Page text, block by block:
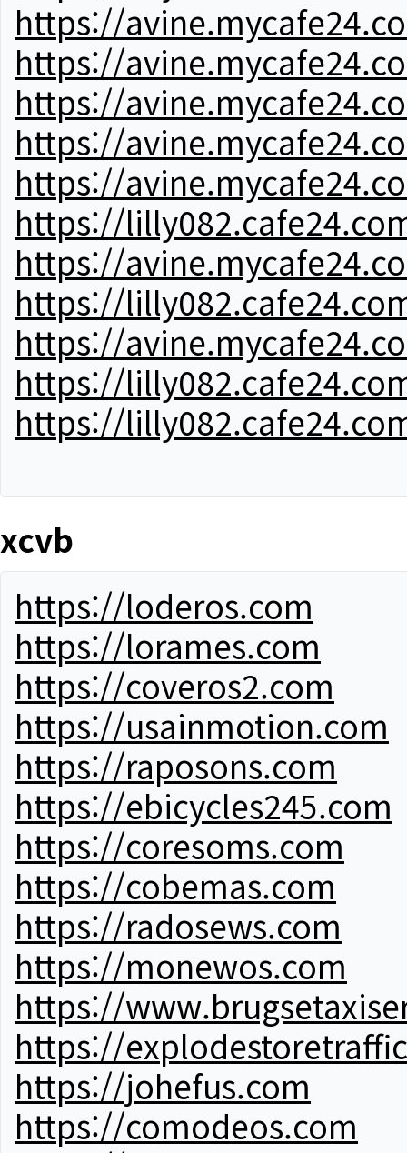
https://
https://
https://
https://
https://
https://
https://
https://
https://
https://
https://
xcvb
https://loderos.com
https://lorames.com
https://coveros2.com
https://usainmotion.com
https://raposons.com
https://ebicycles245.com
https://coresoms.com
https://cobemas.com
https://radosews.com
https://monewos.com
https://
https://
https://johefus.com
https://comodeos.com